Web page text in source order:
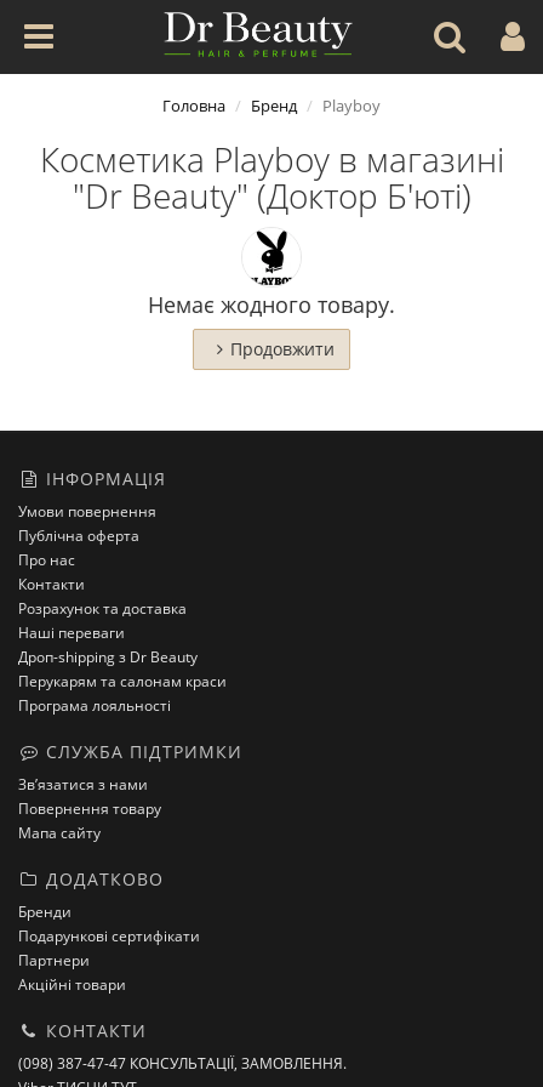
Головна Бренд Playboy
Косметика Playboy в магазині
"Dr Beauty" (Доктор Б'юті)
Немає жодного товару.
Продовжити
ІНФОРМАЦІЯ
Умови повернення
Публічна оферта
Про нас
Контакти
Розрахунок та доставка
Наші переваги
Дроп-shipping з Dr Beauty
Перукарям та салонам краси
Програма лояльності
СЛУЖБА ПІДТРИМКИ
Зв’язатися з нами
Повернення товару
Мапа сайту
ДОДАТКОВО
Бренди
Подарункові сертифікати
Партнери
Акційні товари
КОНТАКТИ
(098) 387-47-47 КОНСУЛЬТАЦІЇ, ЗАМОВЛЕННЯ.